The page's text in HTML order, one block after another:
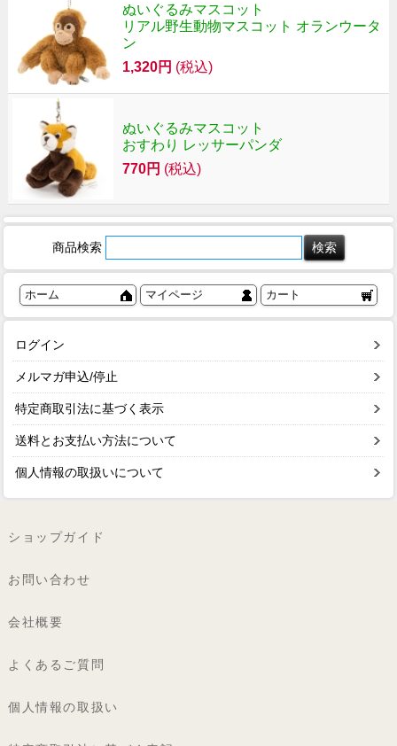
ぬいぐるみマスコット
リアル野生動物マスコット オランウータ
ン
1,320円 (税込)
ぬいぐるみマスコット
おすわり レッサーパンダ
770円 (税込)
商品検索
ホーム マイページ カート
ログイン
メルマガ申込/停止
特定商取引法に基づく表示
送料とお支払い方法について
個人情報の取扱いについて
ショップガイド
お問い合わせ
会社概要
よくあるご質問
個人情報の取扱い